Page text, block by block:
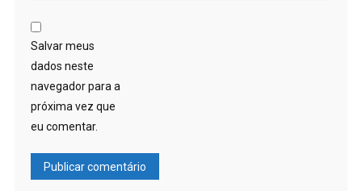
Salvar meus
dados neste
navegador para a
próxima vez que
eu comentar.